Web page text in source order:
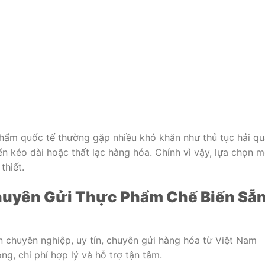
quốc tế thường gặp nhiều khó khăn như thủ tục hải
kéo dài hoặc thất lạc hàng hóa. Chính vì vậy, lựa chọn
Gửi Thực Phẩm Chế Biến
chuyên nghiệp, uy tín, chuyên gửi hàng hóa từ Việt Nam
chi phí hợp lý và hỗ trợ tận tâm.